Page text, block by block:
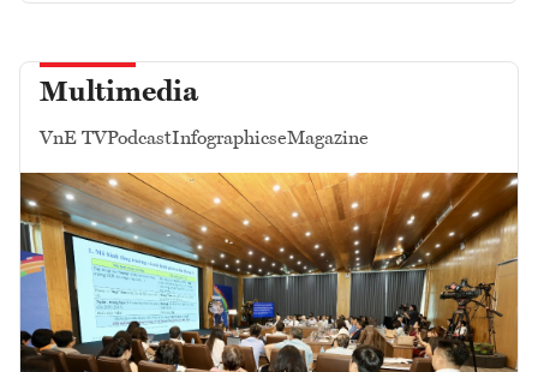
Multimedia
VnE TVPodcastInfographicseMagazine